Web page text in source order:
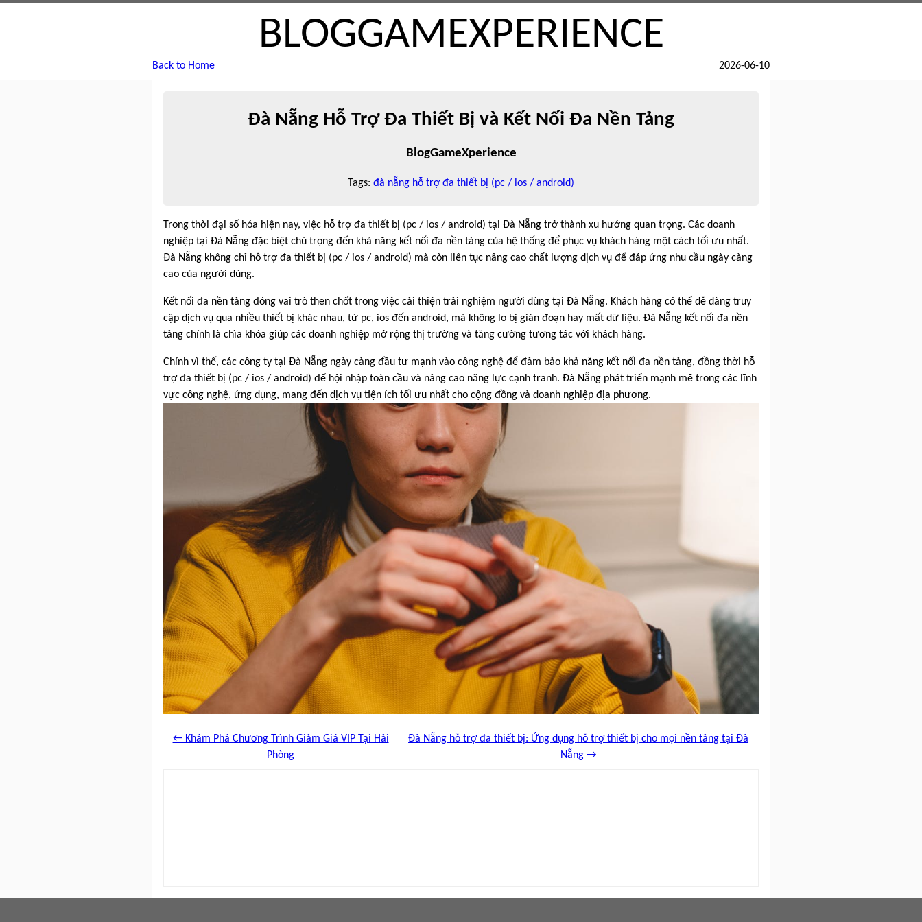
BLOGGAMEXPERIENCE
Back to Home 2026-06-10
Đà Nẵng Hỗ Trợ Đa Thiết Bị và Kết Nối Đa Nền Tảng
BlogGameXperience
Tags: đà nẵng hỗ trợ đa thiết bị (pc / ios / android)
Trong thời đại số hóa hiện nay, việc hỗ trợ đa thiết bị (pc / ios / android) tại Đà Nẵng trở thành xu hướng quan trọng. Các doanh
nghiệp tại Đà Nẵng đặc biệt chú trọng đến khả năng kết nối đa nền tảng của hệ thống để phục vụ khách hàng một cách tối ưu nhất.
Đà Nẵng không chỉ hỗ trợ đa thiết bị (pc / ios / android) mà còn liên tục nâng cao chất lượng dịch vụ để đáp ứng nhu cầu ngày càng
cao của người dùng.
Kết nối đa nền tảng đóng vai trò then chốt trong việc cải thiện trải nghiệm người dùng tại Đà Nẵng. Khách hàng có thể dễ dàng truy
cập dịch vụ qua nhiều thiết bị khác nhau, từ pc, ios đến android, mà không lo bị gián đoạn hay mất dữ liệu. Đà Nẵng kết nối đa nền
tảng chính là chìa khóa giúp các doanh nghiệp mở rộng thị trường và tăng cường tương tác với khách hàng.
Chính vì thế, các công ty tại Đà Nẵng ngày càng đầu tư mạnh vào công nghệ để đảm bảo khả năng kết nối đa nền tảng, đồng thời hỗ
trợ đa thiết bị (pc / ios / android) để hội nhập toàn cầu và nâng cao năng lực cạnh tranh. Đà Nẵng phát triển mạnh mẽ trong các lĩnh
vực công nghệ, ứng dụng, mang đến dịch vụ tiện ích tối ưu nhất cho cộng đồng và doanh nghiệp địa phương.
← Khám Phá Chương Trình Giảm Giá VIP Tại Hải
Phòng
Đà Nẵng hỗ trợ đa thiết bị: Ứng dụng hỗ trợ thiết bị cho mọi nền tảng tại Đà
Nẵng →